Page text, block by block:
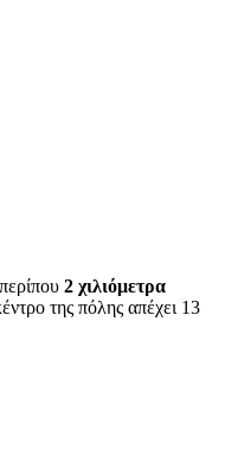
2 χιλιόμετρα
της πόλης απέχει 13